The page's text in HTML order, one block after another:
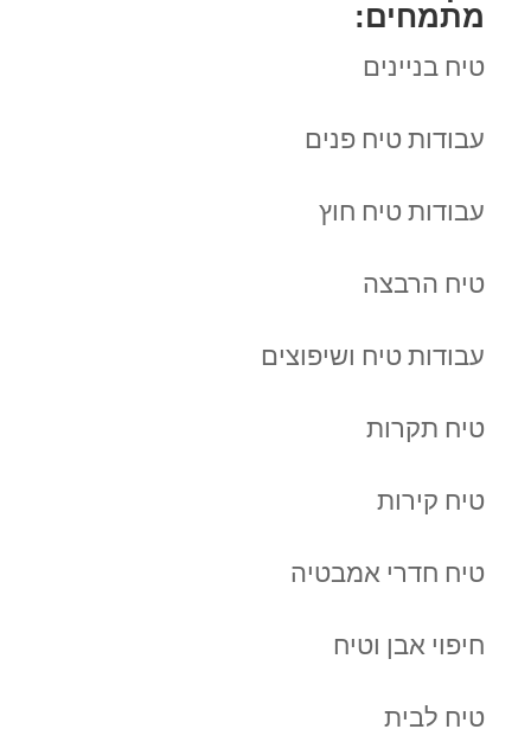
מתמחים:
טיח בניינים
עבודות טיח פנים
עבודות טיח חוץ
טיח הרבצה
עבודות טיח ושיפוצים
טיח תקרות
טיח קירות
טיח חדרי אמבטיה
חיפוי אבן וטיח
טיח לבית